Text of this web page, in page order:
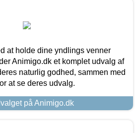
at holde dine yndlings venner
Animigo.dk et komplet udvalg af
naturlig godhed, sammen med
at se deres udvalg.
på Animigo.dk